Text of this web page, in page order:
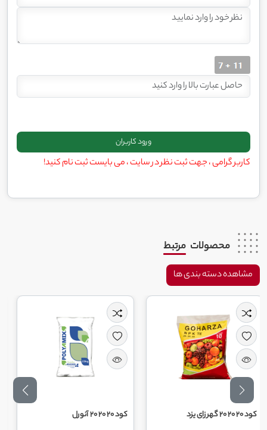
کاربر گرامی ، جهت ثبت نظر در سایت ، می بایست ثبت نام کنید!
محصولات مرتبط
مشاهده دسته بندی ها